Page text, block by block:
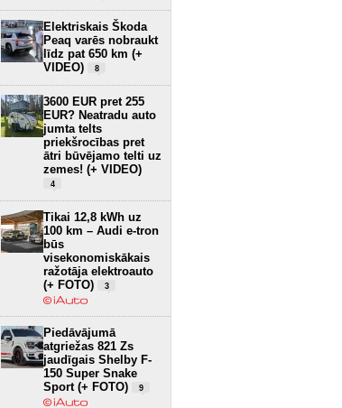
Elektriskais Škoda
Peaq varēs nobraukt
līdz pat 650 km (+
VIDEO)
8
3600 EUR pret 255
EUR? Neatradu auto
jumta telts
priekšrocības pret
ātri būvējamo telti uz
zemes! (+ VIDEO)
4
Tikai 12,8 kWh uz
100 km – Audi e-tron
būs
visekonomiskākais
ražotāja elektroauto
(+ FOTO)
3
Piedāvājumā
atgriežas 821 Zs
jaudīgais Shelby F-
150 Super Snake
Sport (+ FOTO)
9